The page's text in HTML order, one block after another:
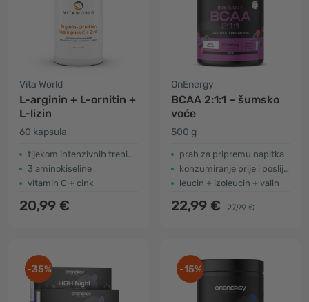
Vita World
L-arginin + L-ornitin +
L-lizin
60 kapsula
tijekom intenzivnih treninga
3 aminokiseline
vitamin C + cink
20,99 €
OnEnergy
BCAA 2:1:1 – šumsko
voće
500 g
prah za pripremu napitka
konzumiranje prije i poslije vježbanja
leucin + izoleucin + valin
22,99 € 27,99 €
-35% -15%